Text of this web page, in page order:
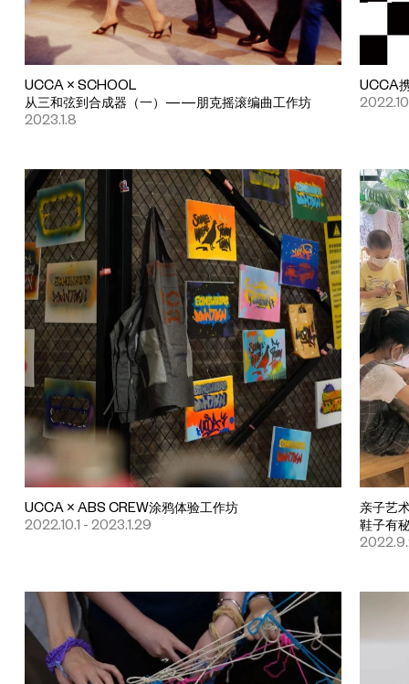
UCCA × SCHOOL
从三和弦到合成器（一）——朋克摇滚编曲工作坊
2023.1.8
UCCA
UCCA × ABS CREW涂鸦体验工作坊
2022.10.1 - 2023.1.29
亲子艺
鞋子有